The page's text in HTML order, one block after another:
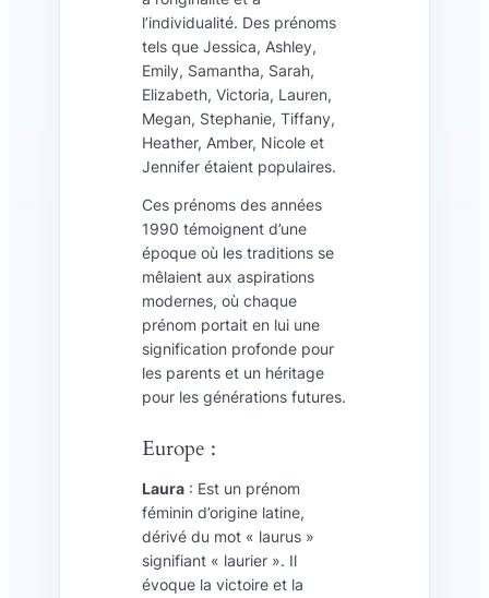
l’individualité. Des prénoms
tels que Jessica, Ashley,
Emily, Samantha, Sarah,
Elizabeth, Victoria, Lauren,
Megan, Stephanie, Tiffany,
Heather, Amber, Nicole et
Jennifer étaient populaires.
Ces prénoms des années
1990 témoignent d’une
époque où les traditions se
mêlaient aux aspirations
modernes, où chaque
prénom portait en lui une
signification profonde pour
les parents et un héritage
pour les générations futures.
Europe :
Laura: Est un prénom
féminin d’origine latine,
dérivé du mot « laurus »
signifiant « laurier ». Il
évoque la victoire et la